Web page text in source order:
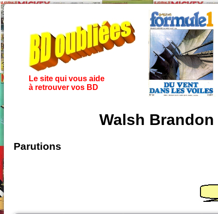
Le site qui vous aide
à retrouver vos BD
Walsh
Parutions